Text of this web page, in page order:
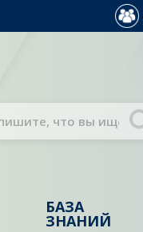
БАЗА
ЗНАНИЙ